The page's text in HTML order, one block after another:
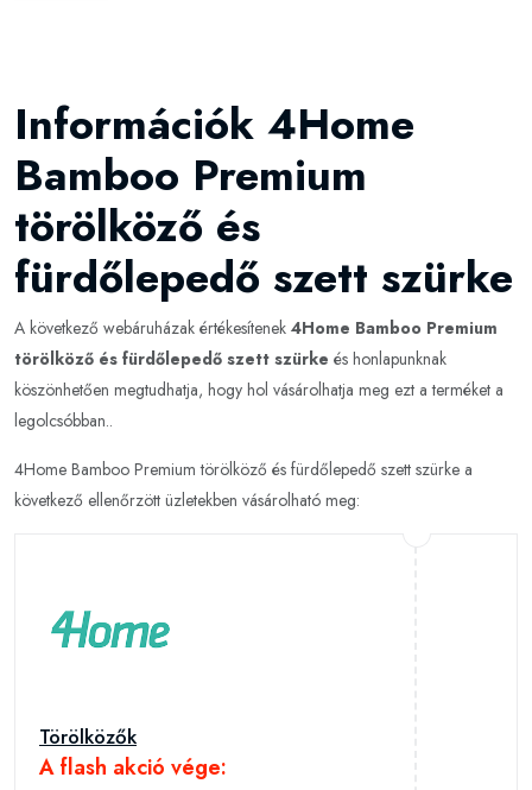
Információk 4Home
Bamboo Premium
törölköző és
fürdőlepedő szett szürke
A következő webáruházak értékesítenek 4Home Bamboo Premium
törölköző és fürdőlepedő szett szürke és honlapunknak
köszönhetően megtudhatja, hogy hol vásárolhatja meg ezt a terméket a
legolcsóbban..
4Home Bamboo Premium törölköző és fürdőlepedő szett szürke a
következő ellenőrzött üzletekben vásárolható meg:
Törölközők
A flash akció vége: